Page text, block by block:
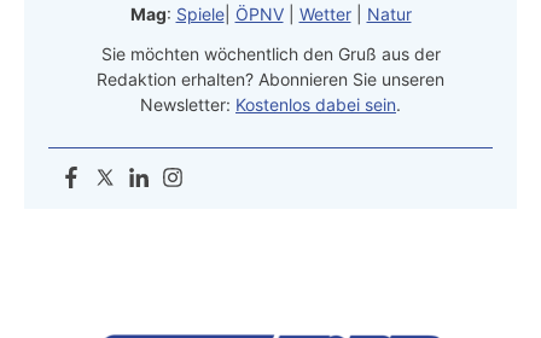
Mag: Spiele| ÖPNV| Wetter| Natur
Sie möchten wöchentlich den Gruß aus der
Redaktion erhalten? Abonnieren Sie unseren
Newsletter: Kostenlos dabei sein.